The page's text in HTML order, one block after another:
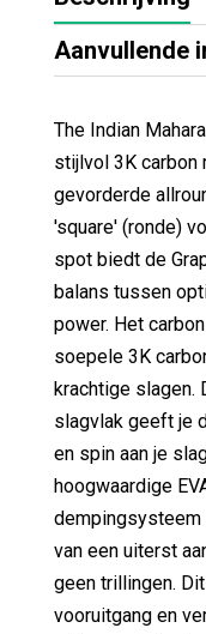
Aanvullende
The Indian
stijlvol 3K carbon
gevorderde
'square' (ronde)
spot biedt de
balans tussen
power. Het
soepele 3K
krachtige slagen.
slagvlak geeft je
en spin aan je
hoogwaardige
dempingsysteem
van een uiterst
geen trillingen.
vooruitgang en